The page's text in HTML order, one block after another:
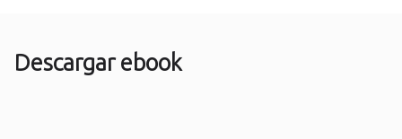
Descargar ebook